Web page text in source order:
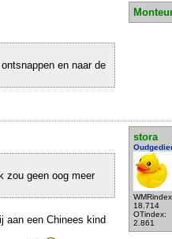
en naar de
stora
18.714
OTindex:
2.861
zou geen oog meer
aan een Chinees kind